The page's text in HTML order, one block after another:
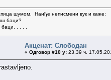
шумом. Наиђе неписмени вук и каже:
баци?
. . . .
Акценат: Слободан
« Одговор #10 у: 23.39 ч.